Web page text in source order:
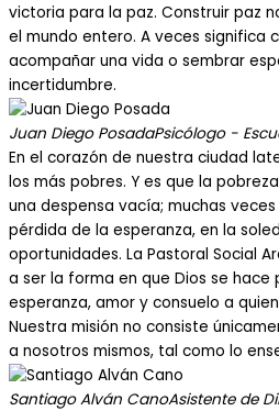
victoria para la paz. Construir paz
el mundo entero. A veces significa
acompañar una vida o sembrar
incertidumbre.
Juan Diego PosadaPsicólogo -
En el corazón de nuestra ciudad
los más pobres. Y es que la
una despensa vacía; muchas
pérdida de la esperanza, en la
oportunidades. La Pastoral Social
a ser la forma en que Dios se
esperanza, amor y consuelo a
Nuestra misión no consiste
a nosotros mismos, tal como lo
Santiago Alván CanoAsistente de